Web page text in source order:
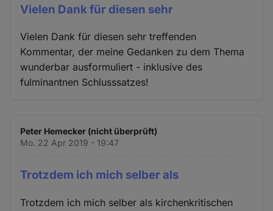
Vielen Dank für diesen sehr
Vielen Dank für diesen sehr treffenden
Kommentar, der meine Gedanken zu dem Thema
wunderbar ausformuliert - inklusive des
fulminantnen Schlusssatzes!
Peter Hemecker (nicht überprüft)
Mo. 22 Apr 2019 - 19:47
Trotzdem ich mich selber als
Trotzdem ich mich selber als kirchenkritischen